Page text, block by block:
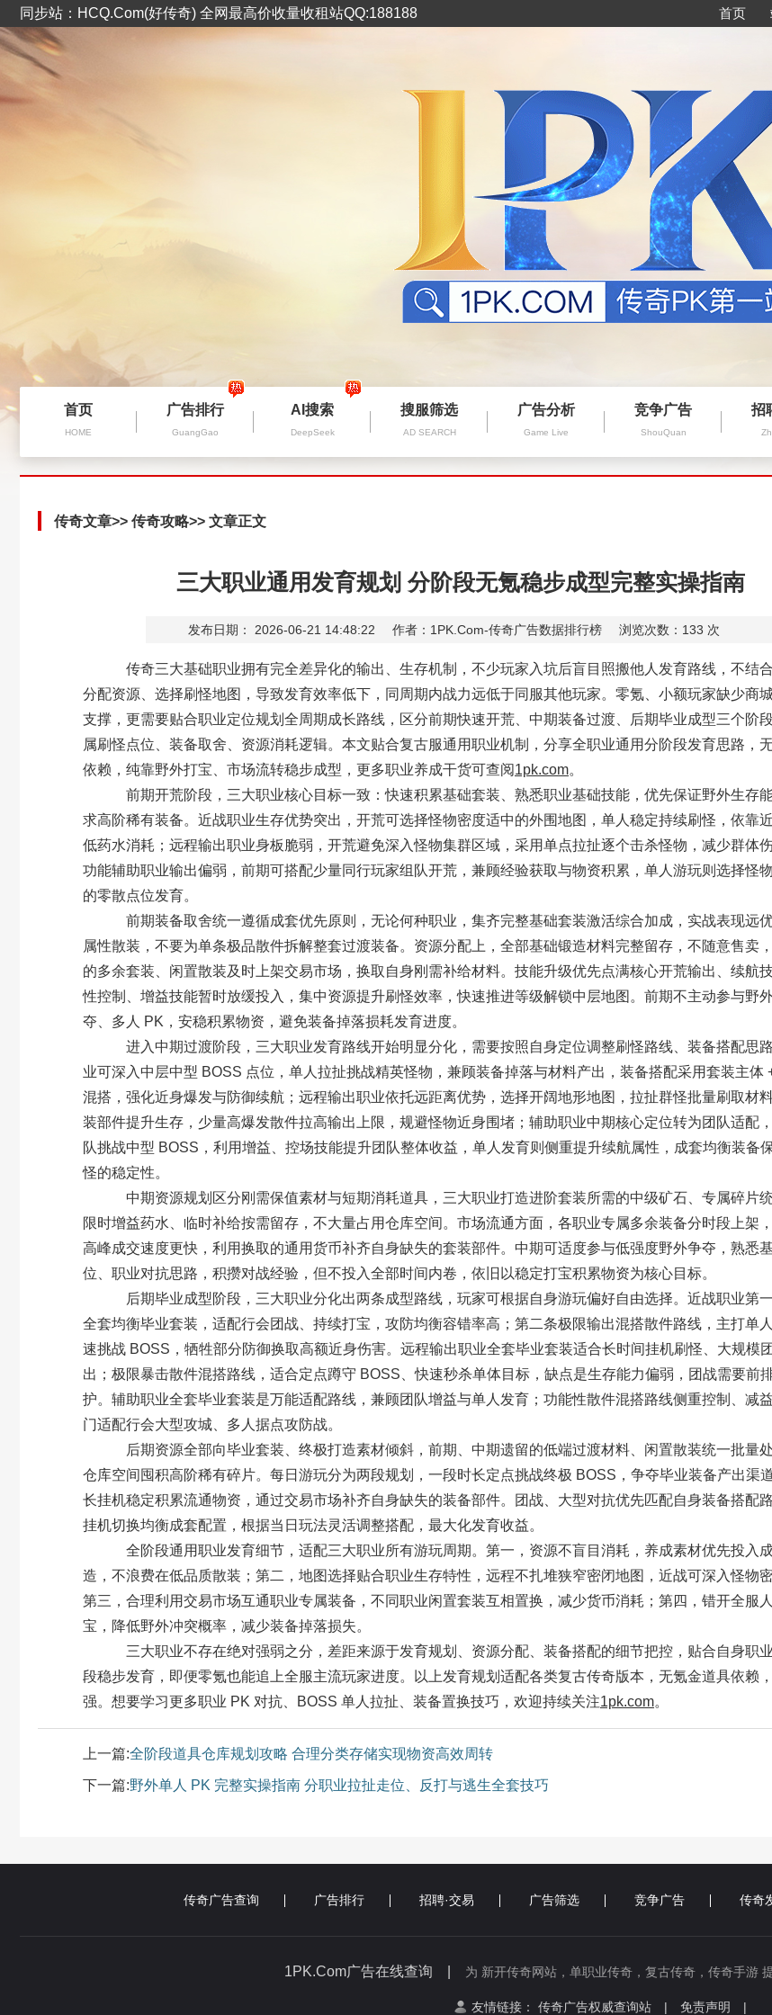
同步站：HCQ.Com(好传奇) 全网最高价收量收租站QQ:188188 首页
首页
HOME
广告排行
GuangGao
AI搜索
DeepSeek
搜服筛选
AD SEARCH
广告分析
Game Live
竞争广告
ShouQuan
招
传奇文章>> 传奇攻略>> 文章正文
三大职业通用发育规划 分阶段无氪稳步成型完整实操指南
发布日期： 2026-06-21 14:48:22 作者：1PK.Com-传奇广告数据排行榜 浏览次数： 133 次
传奇三大基础职业拥有完全差异化的输出、生存机制，不少玩家入坑后盲目照搬他人发育路线，不结
分配资源、选择刷怪地图，导致发育效率低下，同周期内战力远低于同服其他玩家。零氪、小额玩家缺少商
支撑，更需要贴合职业定位规划全周期成长路线，区分前期快速开荒、中期装备过渡、后期毕业成型三个阶
属刷怪点位、装备取舍、资源消耗逻辑。本文贴合复古服通用职业机制，分享全职业通用分阶段发育思路，
依赖，纯靠野外打宝、市场流转稳步成型，更多职业养成干货可查阅1pk.com。
前期开荒阶段，三大职业核心目标一致：快速积累基础套装、熟悉职业基础技能，优先保证野外生存
求高阶稀有装备。近战职业生存优势突出，开荒可选择怪物密度适中的外围地图，单人稳定持续刷怪，依靠
低药水消耗；远程输出职业身板脆弱，开荒避免深入怪物集群区域，采用单点拉扯逐个击杀怪物，减少群体伤
功能辅助职业输出偏弱，前期可搭配少量同行玩家组队开荒，兼顾经验获取与物资积累，单人游玩则选择怪
的零散点位发育。
前期装备取舍统一遵循成套优先原则，无论何种职业，集齐完整基础套装激活综合加成，实战表现远
属性散装，不要为单条极品散件拆解整套过渡装备。资源分配上，全部基础锻造材料完整留存，不随意售卖
的多余套装、闲置散装及时上架交易市场，换取自身刚需补给材料。技能升级优先点满核心开荒输出、续航
性控制、增益技能暂时放缓投入，集中资源提升刷怪效率，快速推进等级解锁中层地图。前期不主动参与野
夺、多人 PK，安稳积累物资，避免装备掉落损耗发育进度。
进入中期过渡阶段，三大职业发育路线开始明显分化，需要按照自身定位调整刷怪路线、装备搭配思
业可深入中层中型 BOSS 点位，单人拉扯挑战精英怪物，兼顾装备掉落与材料产出，装备搭配采用套装主体
混搭，强化近身爆发与防御续航；远程输出职业依托远距离优势，选择开阔地形地图，拉扯群怪批量刷取材
装部件提升生存，少量高爆发散件拉高输出上限，规避怪物近身围堵；辅助职业中期核心定位转为团队适配
队挑战中型 BOSS，利用增益、控场技能提升团队整体收益，单人发育则侧重提升续航属性，成套均衡装备
怪的稳定性。
中期资源规划区分刚需保值素材与短期消耗道具，三大职业打造进阶套装所需的中级矿石、专属碎片统
限时增益药水、临时补给按需留存，不大量占用仓库空间。市场流通方面，各职业专属多余装备分时段上架
高峰成交速度更快，利用换取的通用货币补齐自身缺失的套装部件。中期可适度参与低强度野外争夺，熟悉
位、职业对抗思路，积攒对战经验，但不投入全部时间内卷，依旧以稳定打宝积累物资为核心目标。
后期毕业成型阶段，三大职业分化出两条成型路线，玩家可根据自身游玩偏好自由选择。近战职业第
全套均衡毕业套装，适配行会团战、持续打宝，攻防均衡容错率高；第二条极限输出混搭散件路线，主打单
速挑战 BOSS，牺牲部分防御换取高额近身伤害。远程输出职业全套毕业套装适合长时间挂机刷怪、大规模
出；极限暴击散件混搭路线，适合定点蹲守 BOSS、快速秒杀单体目标，缺点是生存能力偏弱，团战需要前
护。辅助职业全套毕业套装是万能适配路线，兼顾团队增益与单人发育；功能性散件混搭路线侧重控制、减
门适配行会大型攻城、多人据点攻防战。
后期资源全部向毕业套装、终极打造素材倾斜，前期、中期遗留的低端过渡材料、闲置散装统一批量
仓库空间囤积高阶稀有碎片。每日游玩分为两段规划，一段时长定点挑战终极 BOSS，争夺毕业装备产出渠
长挂机稳定积累流通物资，通过交易市场补齐自身缺失的装备部件。团战、大型对抗优先匹配自身装备搭配
挂机切换均衡成套配置，根据当日玩法灵活调整搭配，最大化发育收益。
全阶段通用职业发育细节，适配三大职业所有游玩周期。第一，资源不盲目消耗，养成素材优先投入
造，不浪费在低品质散装；第二，地图选择贴合职业生存特性，远程不扎堆狭窄密闭地图，近战可深入怪物密
第三，合理利用交易市场互通职业专属装备，不同职业闲置套装互相置换，减少货币消耗；第四，错开全服
宝，降低野外冲突概率，减少装备掉落损失。
三大职业不存在绝对强弱之分，差距来源于发育规划、资源分配、装备搭配的细节把控，贴合自身职
段稳步发育，即便零氪也能追上全服主流玩家进度。以上发育规划适配各类复古传奇版本，无氪金道具依赖
强。想要学习更多职业 PK 对抗、BOSS 单人拉扯、装备置换技巧，欢迎持续关注1pk.com。
上一篇:全阶段道具仓库规划攻略 合理分类存储实现物资高效周转
下一篇:野外单人 PK 完整实操指南 分职业拉扯走位、反打与逃生全套技巧
传奇广告查询 广告排行 招聘·交易 广告筛选 竞争广告 传奇
1PK.Com广告在线查询 | 为 新开传奇网站，单职业传奇，复古传奇，传奇手游
友情链接： 传奇广告权威查询站 | 免责声明 |